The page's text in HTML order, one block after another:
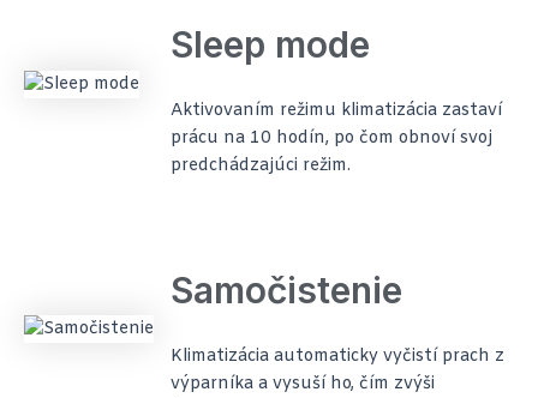
Sleep mode
Aktivovaním režimu klimatizácia zastaví
prácu na 10 hodín, po čom obnoví svoj
predchádzajúci režim.
Samočistenie
Klimatizácia automaticky vyčistí prach z
výparníka a vysuší ho, čím zvýši